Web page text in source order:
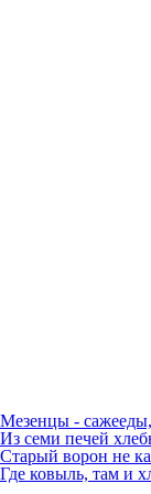
Мезенцы -
Из семи печей
Старый ворон не
Где ковыль, там и